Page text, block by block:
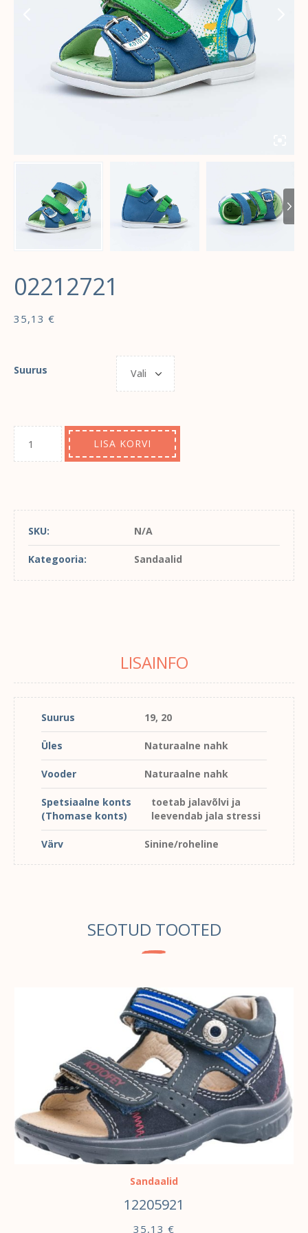
02212721
35,13 €
Suurus
LISA KORVI
SKU: N/A
Kategooria: Sandaalid
LISAINFO
Suurus 19, 20
Üles Naturaalne nahk
Vooder Naturaalne nahk
Spetsiaalne konts
(Thomase konts)
toetab jalavõlvi ja
leevendab jala stressi
Värv Sinine/roheline
SEOTUD TOOTED
VALI
Sandaalid
12205921
35,13 €